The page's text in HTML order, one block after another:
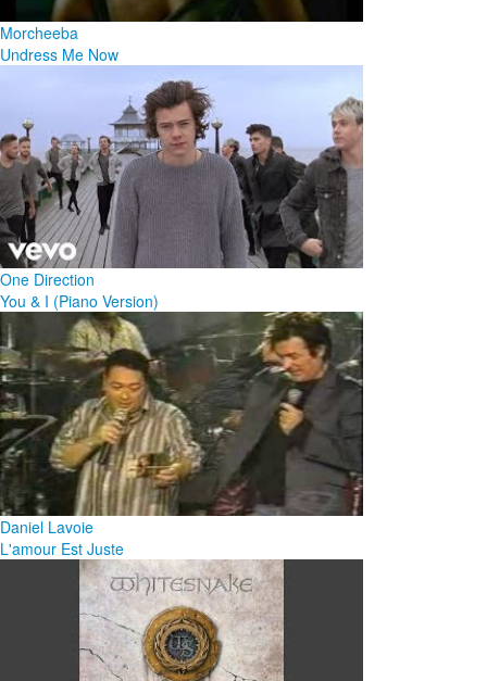
Morcheeba
Undress Me Now
One Direction
You & I (Piano Version)
Daniel Lavoie
L'amour Est Juste